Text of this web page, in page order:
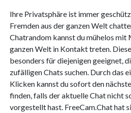
Ihre Privatsphäre ist immer
Fremden aus der ganzen Welt
Chatrandom kannst du mühelos mit
ganzen Welt in Kontakt treten.
besonders für diejenigen geeignet,
zufälligen Chats suchen. Durch das
Klicken kannst du sofort den
finden, falls der aktuelle Chat nicht
vorgestellt hast. FreeCam.Chat hat